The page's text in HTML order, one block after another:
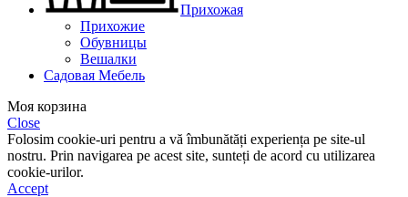
Прихожая
Прихожие
Обувницы
Вешалки
Садовая Мебель
Моя корзина
Close
Folosim cookie-uri pentru a vă îmbunătăți experiența pe site-ul
nostru. Prin navigarea pe acest site, sunteți de acord cu utilizarea
cookie-urilor.
Accept